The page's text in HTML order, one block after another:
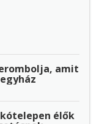
amit
élők